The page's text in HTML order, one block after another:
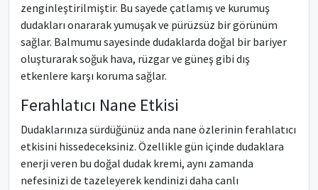
zenginleştirilmiştir. Bu sayede çatlamış ve kurumuş
dudakları onararak yumuşak ve pürüzsüz bir görünüm
sağlar. Balmumu sayesinde dudaklarda doğal bir bariyer
oluşturarak soğuk hava, rüzgar ve güneş gibi dış
etkenlere karşı koruma sağlar.
Ferahlatıcı Nane Etkisi
Dudaklarınıza sürdüğünüz anda nane özlerinin ferahlatıcı
etkisini hissedeceksiniz. Özellikle gün içinde dudaklara
enerji veren bu doğal dudak kremi, aynı zamanda
nefesinizi de tazeleyerek kendinizi daha canlı